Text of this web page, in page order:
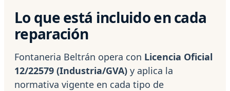
Lo que está incluido en cada
reparación
Fontaneria Beltrán opera con Licencia Oficial
12/22579 (Industria/GVA) y aplica la
normativa vigente en cada tipo de